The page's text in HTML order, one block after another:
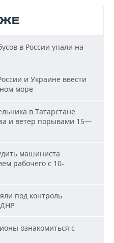
в России упали на
и Украине ввести
море
в Татарстане
и ветер порывами 15—
машиниста
рабочего с 10-
под контроль
ознакомиться с